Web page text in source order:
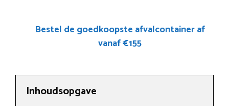
Bestel de goedkoopste afvalcontainer af
vanaf €155
Inhoudsopgave